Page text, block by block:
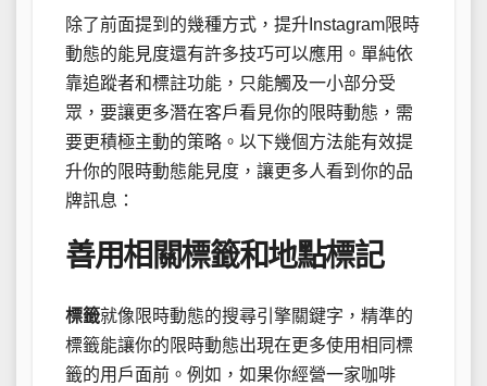
除了前面提到的幾種方式，提升Instagram限時
動態的能見度還有許多技巧可以應用。單純依
靠追蹤者和標註功能，只能觸及一小部分受
眾，要讓更多潛在客戶看見你的限時動態，需
要更積極主動的策略。以下幾個方法能有效提
升你的限時動態能見度，讓更多人看到你的品
牌訊息：
善用相關標籤和地點標記
標籤就像限時動態的搜尋引擎關鍵字，精準的
標籤能讓你的限時動態出現在更多使用相同標
籤的用戶面前。例如，如果你經營一家咖啡